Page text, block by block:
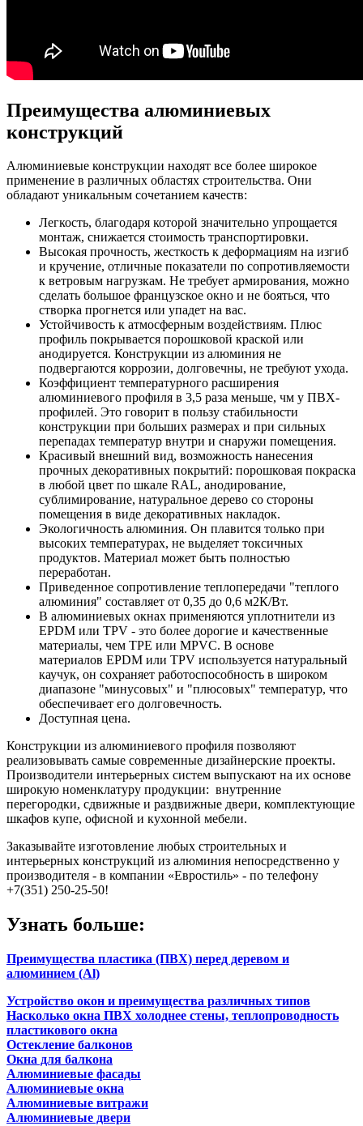
Преимущества алюминиевых
конструкций
Алюминиевые конструкции находят все более широкое
применение в различных областях строительства. Они
обладают уникальным сочетанием качеств:
Легкость, благодаря которой значительно упрощается
монтаж, снижается стоимость транспортировки.
Высокая прочность, жесткость к деформациям на изгиб
и кручение, отличные показатели по сопротивляемости
к ветровым нагрузкам. Не требует армирования, можно
сделать большое французское окно и не бояться, что
створка прогнется или упадет на вас.
Устойчивость к атмосферным воздействиям. Плюс
профиль покрывается порошковой краской или
анодируется. Конструкции из алюминия не
подвергаются коррозии, долговечны, не требуют ухода.
Коэффициент температурного расширения
алюминиевого профиля в 3,5 раза меньше, чм у ПВХ-
профилей. Это говорит в пользу стабильности
конструкции при больших размерах и при сильных
перепадах температур внутри и снаружи помещения.
Красивый внешний вид, возможность нанесения
прочных декоративных покрытий: порошковая покраска
в любой цвет по шкале RAL, анодирование,
сублимирование, натуральное дерево со стороны
помещения в виде декоративных накладок.
Экологичность алюминия. Он плавится только при
высоких температурах, не выделяет токсичных
продуктов. Материал может быть полностью
переработан.
Приведенное сопротивление теплопередачи "теплого
алюминия" составляет от 0,35 до 0,6 м2К/Вт.
В алюминиевых окнах применяются уплотнители из
EPDM или TPV - это более дорогие и качественные
материалы, чем TPE или MPVC. В основе
материалов EPDM или TPV используется натуральный
каучук, он сохраняет работоспособность в широком
диапазоне "минусовых" и "плюсовых" температур, что
обеспечивает его долговечность.
Доступная цена.
Конструкции из алюминиевого профиля позволяют
реализовывать самые современные дизайнерские проекты.
Производители интерьерных систем выпускают на их основе
широкую номенклатуру продукции: внутренние
перегородки, сдвижные и раздвижные двери, комплектующие
шкафов купе, офисной и кухонной мебели.
Заказывайте изготовление любых строительных и
интерьерных конструкций из алюминия непосредственно у
производителя - в компании «Евростиль» - по телефону
+7(351) 250-25-50!
Узнать больше:
Преимущества пластика (ПВХ) перед деревом и
алюминием (Al)
Устройство окон и преимущества различных типов
Насколько окна ПВХ холоднее стены, теплопроводность
пластикового окна
Остекление балконов
Окна для балкона
Алюминиевые фасады
Алюминиевые окна
Алюминиевые витражи
Алюминиевые двери